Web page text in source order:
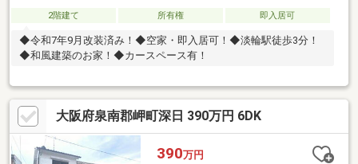
2階建て 所有権 即入居可
◆令和7年9月改装済み！◆空家・即入居可！◆淡輪駅徒歩3分！
◆和風建築のお家！◆カースペース有！
大阪府泉南郡岬町深日 390万円 6DK
390万円